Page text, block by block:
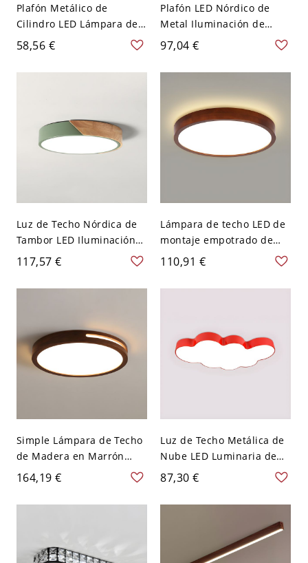
Plafón Metálico de
Cilindro LED Lámpara de
Techo Simplista para
Pasillo - Negro 110 A 120
V 8,89 cm Blanco
58,56 €
Plafón LED Nórdico de
Metal Iluminación de
Techo de Tambor para
Dormitorio - Blanco 110 A
120 V 22,86 cm
97,04 €
Luz de Techo Nórdica de
Tambor LED Iluminación
de Techo de Madera para
Habitación - Verde 110 A
120 V 30,48 cm
117,57 €
Lámpara de techo LED de
montaje empotrado de
madera marrón claro con
pantalla acrílica blanca -
110 A 120 V 30,48 cm
110,91 €
Simple Lámpara de Techo
de Madera en Marrón
Oscuro Luminaria de
Techo LED para Salón -
Marrón oscuro 110 A 120
164,19 €
Luz de Techo Metálica de
Nube LED Luminaria de
Techo Infantil para Jardín
de Niños - Rojo 110 A 120
V 49,53 cm
87,30 €